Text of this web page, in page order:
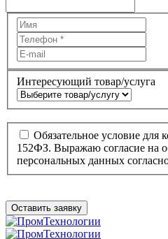
Интересующий товар/услуга
Обязательное условие для
152ФЗ. Выражаю согласие на
персональных данных
Оставить заявку